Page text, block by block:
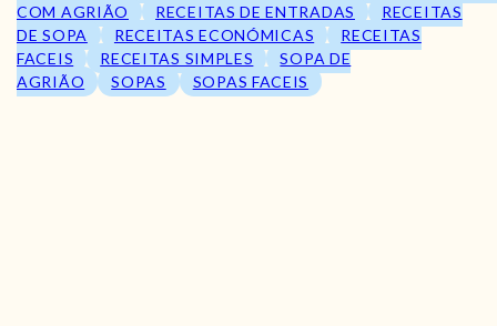
COM AGRIÃO
RECEITAS DE ENTRADAS
RECEITAS
DE SOPA
RECEITAS ECONÓMICAS
RECEITAS
FACEIS
RECEITAS SIMPLES
SOPA DE
AGRIÃO
SOPAS SOPAS FACEIS